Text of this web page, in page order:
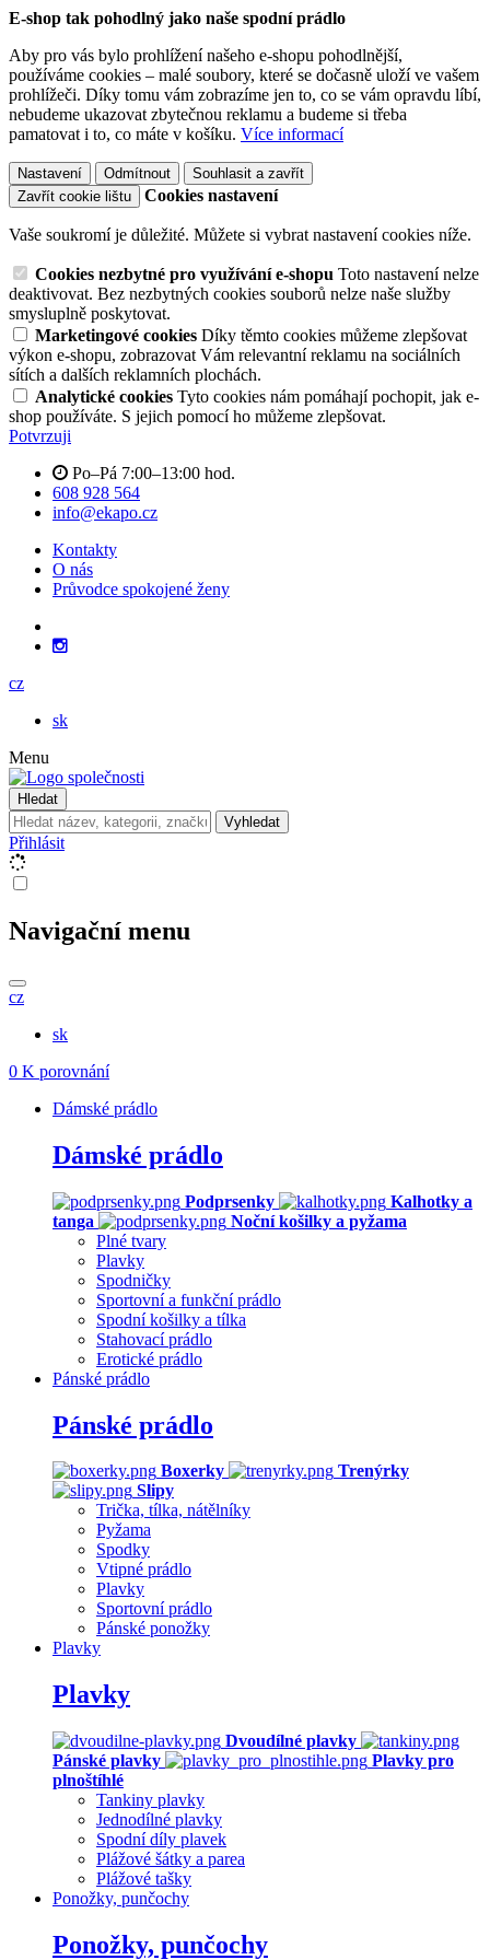
E-shop tak pohodlný jako naše spodní prádlo
Aby pro vás bylo prohlížení našeho e-shopu pohodlnější,
používáme cookies – malé soubory, které se dočasně uloží ve vašem
prohlížeči. Díky tomu vám zobrazíme jen to, co se vám opravdu líbí,
nebudeme ukazovat zbytečnou reklamu a budeme si třeba
pamatovat i to, co máte v košíku. Více informací
Nastavení Odmítnout
Souhlasit a zavřít
Zavřít cookie lištu
Cookies nastavení
Vaše soukromí je důležité. Můžete si vybrat nastavení cookies níže.
Cookies nezbytné pro využívání e-shopu Toto nastavení nelze
deaktivovat. Bez nezbytných cookies souborů nelze naše služby
smysluplně poskytovat.
Marketingové cookies Díky těmto cookies můžeme zlepšovat
výkon e-shopu, zobrazovat Vám relevantní reklamu na sociálních
sítích a dalších reklamních plochách.
Analytické cookies Tyto cookies nám pomáhají pochopit, jak e-
shop používáte. S jejich pomocí ho můžeme zlepšovat.
Potvrzuji
Po–Pá 7:00–13:00 hod.
608 928 564
info@ekapo.cz
Kontakty
O nás
Průvodce spokojené ženy
cz
sk
Menu
Hledat
Vyhledat
Přihlásit
Navigační menu
cz
sk
0 K porovnání
Dámské prádlo
Dámské prádlo
Podprsenky
Kalhotky a
tanga
Noční košilky a pyžama
Plné tvary
Plavky
Spodničky
Sportovní a funkční prádlo
Spodní košilky a tílka
Stahovací prádlo
Erotické prádlo
Pánské prádlo
Pánské prádlo
Boxerky
Trenýrky
Slipy
Trička, tílka, nátělníky
Pyžama
Spodky
Vtipné prádlo
Plavky
Sportovní prádlo
Pánské ponožky
Plavky
Plavky
Dvoudílné plavky
Pánské plavky
Plavky pro
plnoštíhlé
Tankiny plavky
Jednodílné plavky
Spodní díly plavek
Plážové šátky a parea
Plážové tašky
Ponožky, punčochy
Ponožky, punčochy